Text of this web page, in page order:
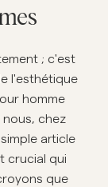
; c'est
l'esthétique
homme
chez
article
crucial qui
que